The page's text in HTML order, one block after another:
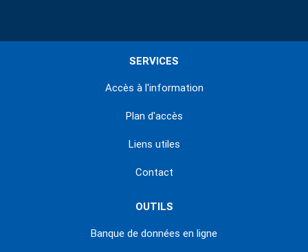
SERVICES
Accès à l'information
Plan d'accès
Liens utiles
Contact
OUTILS
Banque de données en ligne